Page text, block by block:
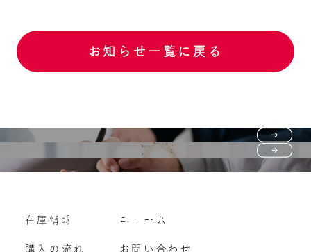
お知らせ一覧に戻る
購入の流れ
よくいただくご質問
Vehicle purchase
車両買い取り
在庫情報
購入の流れ
ニュース
お問い合わせ